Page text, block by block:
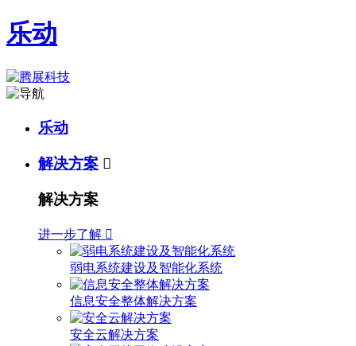
乐动
乐动
解决方案 
解决方案
进一步了解 
弱电系统建设及智能化系统
信息安全整体解决方案
安全云解决方案